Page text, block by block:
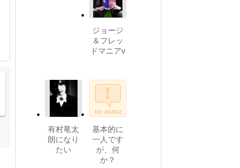
ジョージ
＆フレッ
ドマニアv
有村竜太
朗になり
たい
基本的に
一人です
が、何
か？